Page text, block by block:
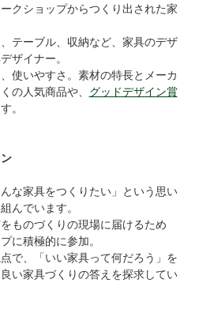
クショップからつくり出された家
テーブル、収納など、家具のデザ
ザイナー。
使いやすさ。素材の特長とメーカ
の人気商品や、 グッドデザイン賞
。
な家具をつくりたい」という思い
んでいます。
ものづくりの現場に届けるため
に積極的に参加。
で、「いい家具って何だろう」を
い家具づくりの答えを探求してい